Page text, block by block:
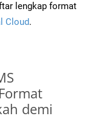
lengkap format
Cloud.
demi